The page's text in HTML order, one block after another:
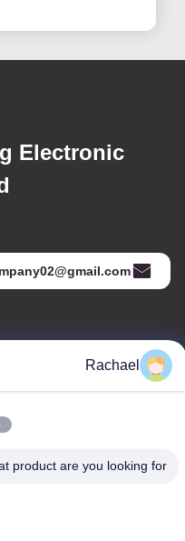
Electronic
عنوان
Rachael
product are you looking for?